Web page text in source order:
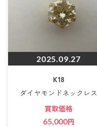
2025.09.27
K18
ダイヤモンドネックレス
買取価格
65,000円